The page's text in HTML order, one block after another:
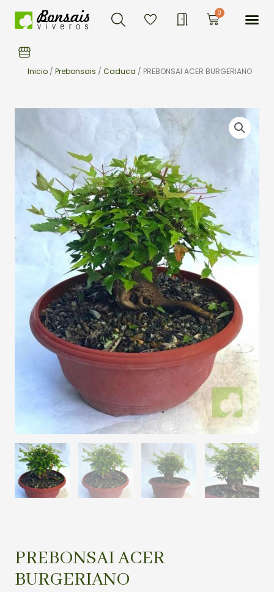
Buscar 0Carrito
Inicio / Prebonsais / Caduca / PREBONSAI ACER BURGERIANO
PREBONSAI ACER
BURGERIANO